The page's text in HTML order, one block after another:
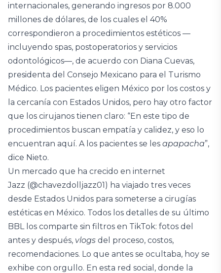
internacionales, generando ingresos por 8.000
millones de dólares, de los cuales el 40%
correspondieron a procedimientos estéticos —
incluyendo spas, postoperatorios y servicios
odontológicos—, de acuerdo con Diana Cuevas,
presidenta del Consejo Mexicano para el Turismo
Médico. Los pacientes eligen México por los costos y
la cercanía con Estados Unidos, pero hay otro factor
que los cirujanos tienen claro: “En este tipo de
procedimientos buscan empatía y calidez, y eso lo
encuentran aquí. A los pacientes se les apapacha”,
dice Nieto.
Un mercado que ha crecido en internet
Jazz (@chavezdolljazz01) ha viajado tres veces
desde Estados Unidos para someterse a cirugías
estéticas en México. Todos los detalles de su último
BBL los comparte sin filtros en TikTok: fotos del
antes y después, vlogs del proceso, costos,
recomendaciones. Lo que antes se ocultaba, hoy se
exhibe con orgullo. En esta red social, donde la